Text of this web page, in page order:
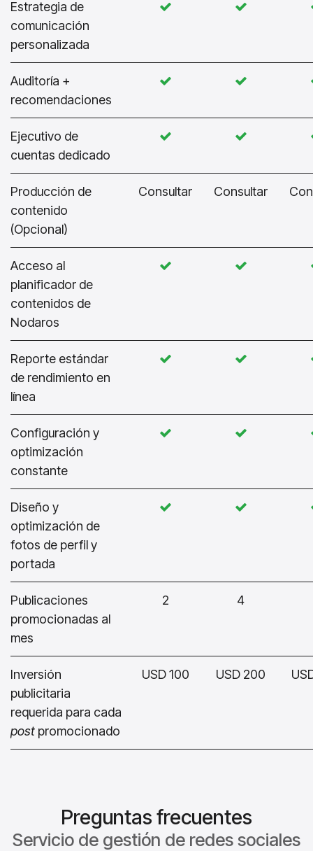
Estrategia de
comunicación
personalizada
Auditoría +
recomendaciones
Ejecutivo de
cuentas dedicado
Producción de
contenido
(Opcional)
Consultar Consultar
Acceso al
planificador de
contenidos de
Nodaros
Reporte estándar
de rendimiento en
línea
Configuración y
optimización
constante
Diseño y
optimización de
fotos de perfil y
portada
Publicaciones
promocionadas al
mes
2 4
Inversión
publicitaria
requerida para cada
post promocionado
USD 100 USD 200
Preguntas frecuentes
Servicio de gestión de redes sociales